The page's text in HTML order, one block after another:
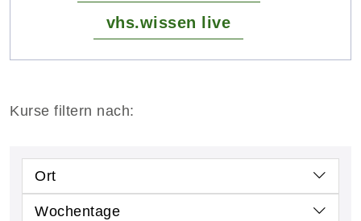
vhs.wissen live
Kurse filtern nach:
Ort
Wochentage